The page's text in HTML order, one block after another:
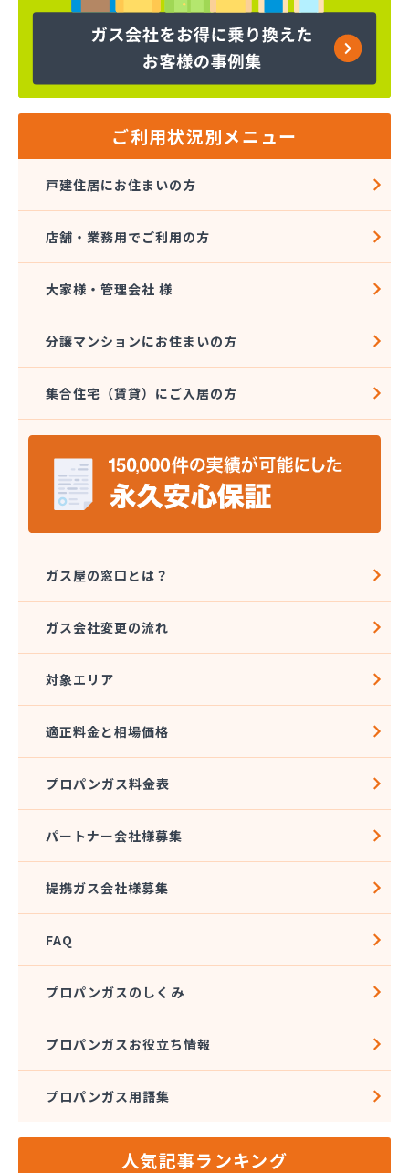
株式会社コープエナジー 足利営業所
株式会社コボリ・ガス
株式会社サイサン 宇都宮営業所
株式会社サイサン 今市営業所
株式会社サイサン 湯西川営業所
株式会社サイサン 物流管理
株式会社スガマタ
株式会社スミスケ
株式会社ミツウロコ 宇都宮オート営業所
株式会社ミツウロコ 宇都宮西部店
株式会社ミツウロコ 栃木支店
株式会社ミツウロコ 那須店
株式会社ミヤプロ
株式会社ミヤレン
株式会社ヤチネン
株式会社ヤマガス
株式会社稲葉商店
株式会社宇都宮プロパン容器検査工場
株式会社菊泉
株式会社県民ガス保安センター
株式会社高圧容器検査所
株式会社篠田商店
株式会社小野里商店 佐野営業所
株式会社瀬尾本店
株式会社西城
株式会社石沢商店 プロパンガス充填所オートスタ
株式会社石澤商店 宇都宮営業所
株式会社島田
株式会社東親エルピーガス配送センター
株式会社藤田液化燃料
株式会社福冨
株式会社平松総合企画 プロパンガス部
株式会社別井商店
関彰商事株式会社 真岡LPガスセンター
岩谷産業株式会社 宇都宮支店
ご利用状況別メニュー
戸建住居にお住まいの方
店舗・業務用でご利用の方
大家様・管理会社 様
分譲マンションにお住まいの方
集合住宅（賃貸）にご入居の方
ガス屋の窓口とは？
ガス会社変更の流れ
対象エリア
適正料金と相場価格
プロパンガス料金表
パートナー会社様募集
提携ガス会社様募集
FAQ
プロパンガスのしくみ
プロパンガスお役立ち情報
プロパンガス用語集
人気記事ランキング